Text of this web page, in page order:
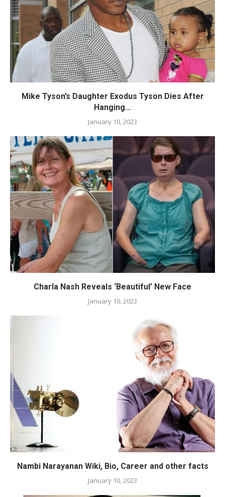
Mike Tyson’s Daughter Exodus Tyson Dies After
Hanging...
January 10, 2023
Charla Nash Reveals ‘Beautiful’ New Face
January 10, 2023
Nambi Narayanan Wiki, Bio, Career and other facts
January 10, 2023